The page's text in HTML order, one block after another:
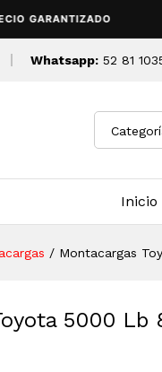
Whatsapp: 52 81
Inicio
/ Montacargas
5000 Lb
Detalles Tecnicos